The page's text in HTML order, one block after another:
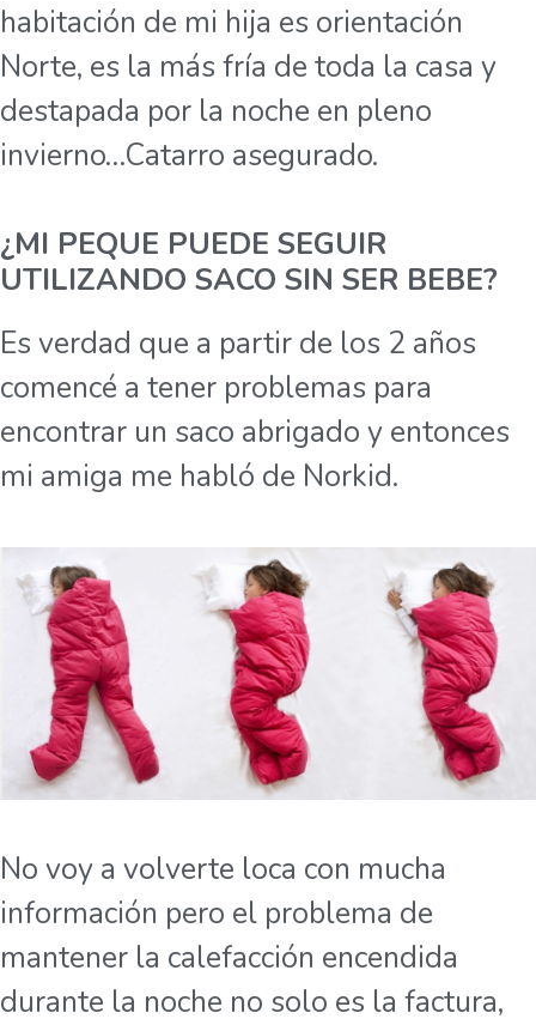
habitación de mi hija es orientación
Norte, es la más fría de toda la casa y
destapada por la noche en pleno
invierno…Catarro asegurado.
¿MI PEQUE PUEDE SEGUIR
UTILIZANDO SACO SIN SER BEBE?
Es verdad que a partir de los 2 años
comencé a tener problemas para
encontrar un saco abrigado y entonces
mi amiga me habló de Norkid.
No voy a volverte loca con mucha
información pero el problema de
mantener la calefacción encendida
durante la noche no solo es la factura,